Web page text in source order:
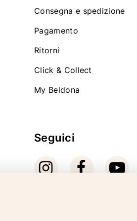
Consegna e spedizione
Pagamento
Ritorni
Click & Collect
My Beldona
Seguici